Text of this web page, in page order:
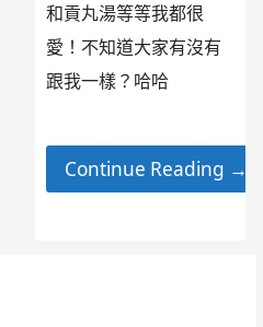
和貢丸湯等等我都很
愛！不知道大家有沒有
跟我一樣？哈哈
Continue Reading →